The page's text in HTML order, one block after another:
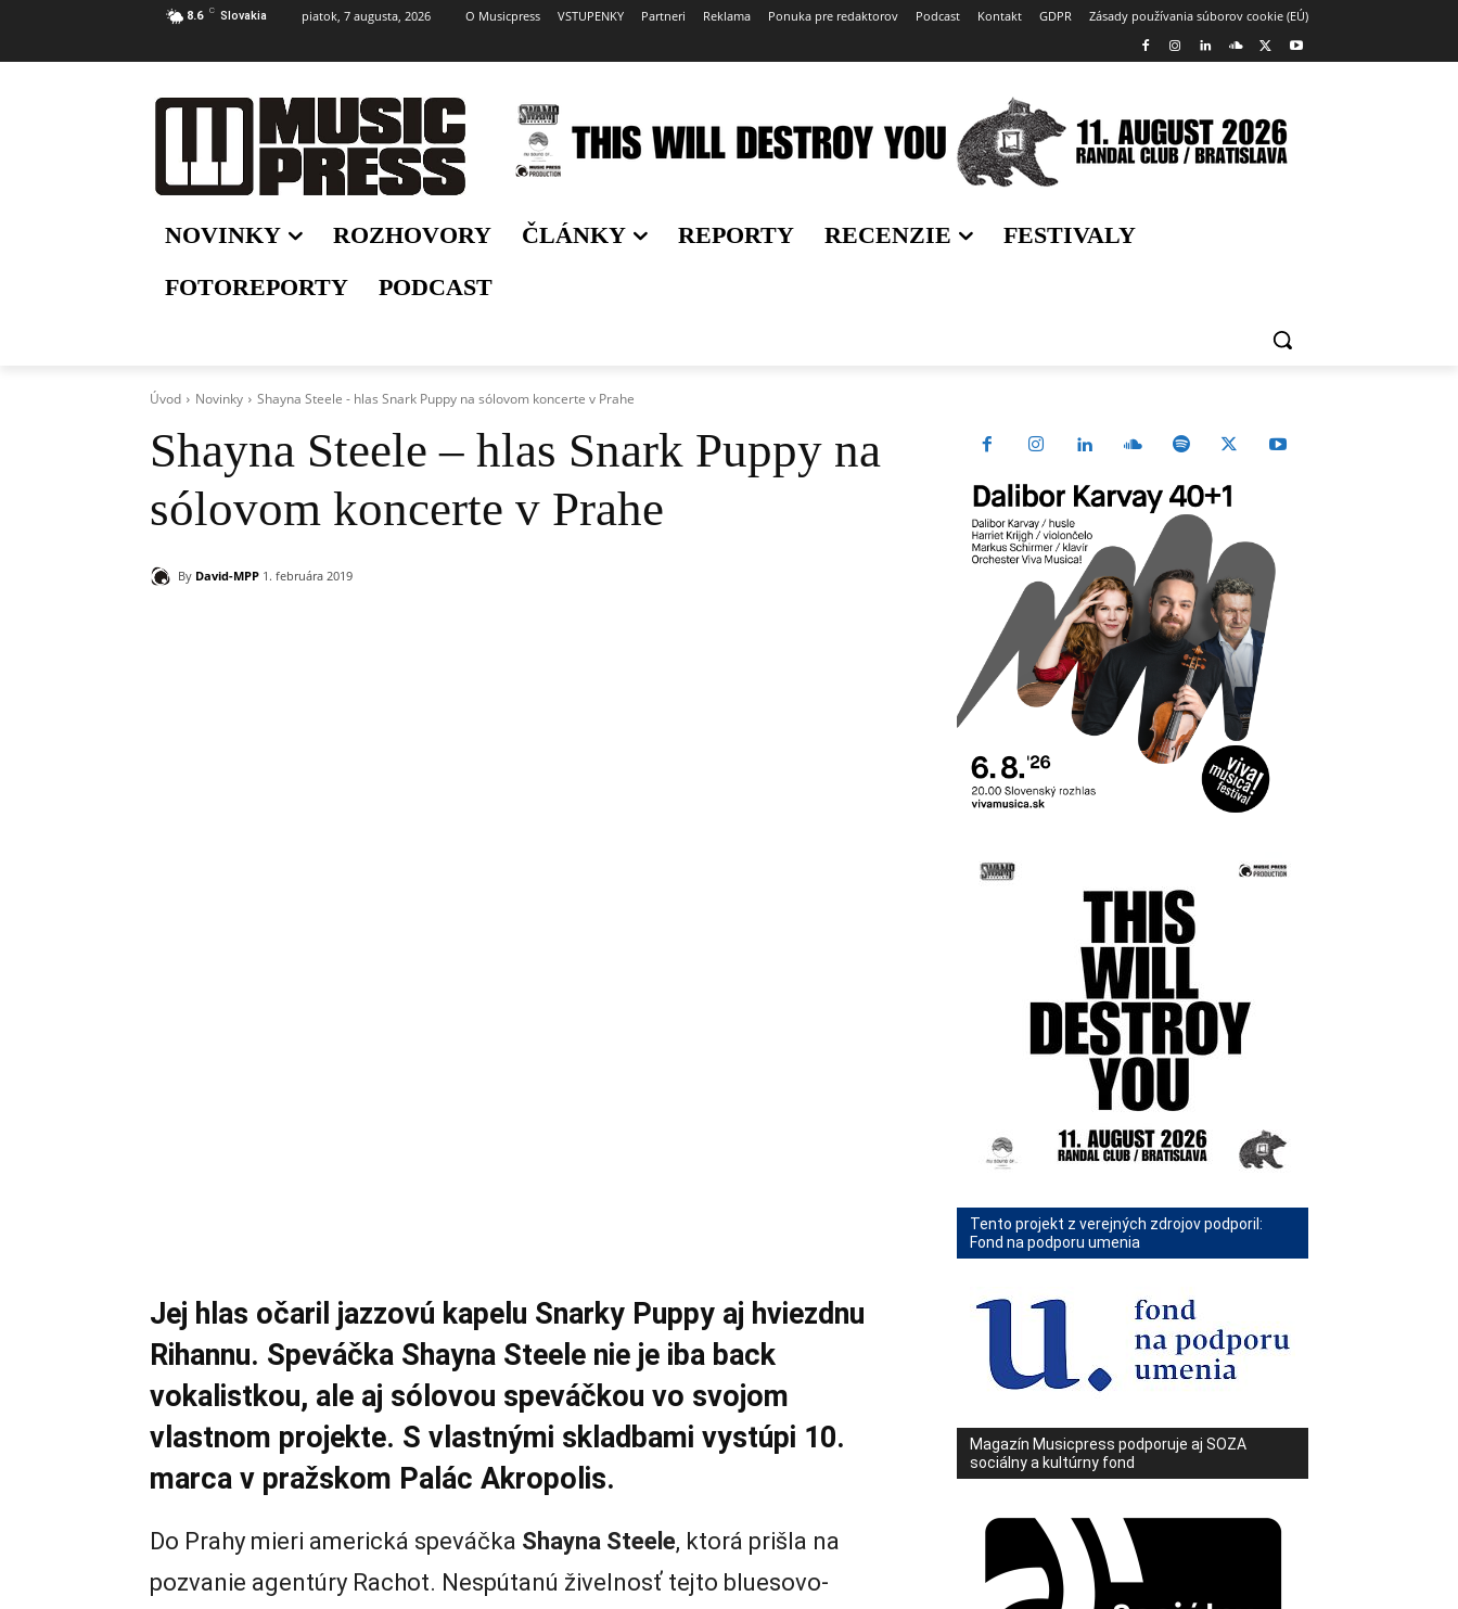
8.6 C Slovakia piatok, 7 augusta, 2026 O Musicpress VSTUPENKY Partneri Reklama Ponuka pre redaktorov Podcast Kontakt GDPR Zásady používania súborov cookie (EÚ)
NOVINKY ROZHOVORY ČLÁNKY REPORTY RECENZIE
FESTIVALY
FOTOREPORTY
PODCAST
Úvod Novinky Shayna Steele - hlas Snark Puppy na sólovom koncerte v Prahe
Shayna Steele – hlas Snark Puppy na
sólovom koncerte v Prahe
By David-MPP 1. februára 2019
Jej hlas očaril jazzovú kapelu Snarky Puppy aj hviezdnu
Rihannu. Speváčka Shayna Steele nie je iba back
vokalistkou, ale aj sólovou speváčkou vo svojom
vlastnom projekte. S vlastnými skladbami vystúpi 10.
marca v pražskom Palác Akropolis.
Do Prahy mieri americká speváčka Shayna Steele, ktorá prišla na
pozvanie agentúry Rachot. Nespútanú živelnosť tejto bluesovo-
Tento projekt z verejných zdrojov podporil:
Fond na podporu umenia
Magazín Musicpress podporuje aj SOZA
sociálny a kultúrny fond